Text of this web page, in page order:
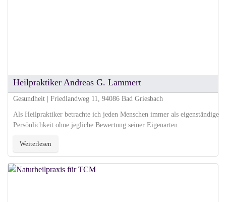
Heilpraktiker Andreas G. Lammert
Gesundheit | Friedlandweg 11, 94086 Bad Griesbach
Als Heilpraktiker betrachte ich jeden Menschen immer als eigenständige
Persönlichkeit ohne jegliche Bewertung seiner Eigenarten.
Weiterlesen